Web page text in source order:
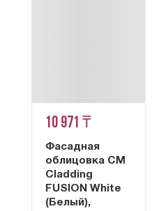
10 971 ₸
Фасадная
облицовка CM
Cladding
FUSION White
(Белый),